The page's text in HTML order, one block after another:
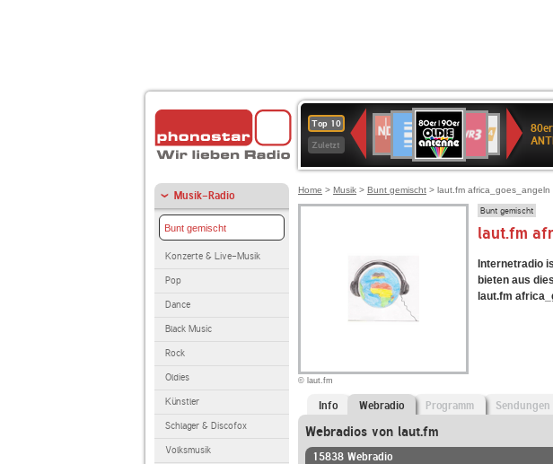
Top 10
Zuletzt
Deutschlandfunk
80er
90er
OLDIE
ANTENNE
SWR3
SWR
Kultur
NDR
2
Musik-Radio
Bunt gemischt
Konzerte & Live-Musik
Pop
Dance
Black Music
Rock
Oldies
Künstler
Schlager & Discofox
Volksmusik
Home > Musik > Bunt gemischt > laut.fm africa_goes_angeln
© laut.fm
Bunt gemischt
laut.fm
Internetradio
bieten aus
laut.fm
Info Webradio Programm
Webradios von laut.fm
15838 Webradio